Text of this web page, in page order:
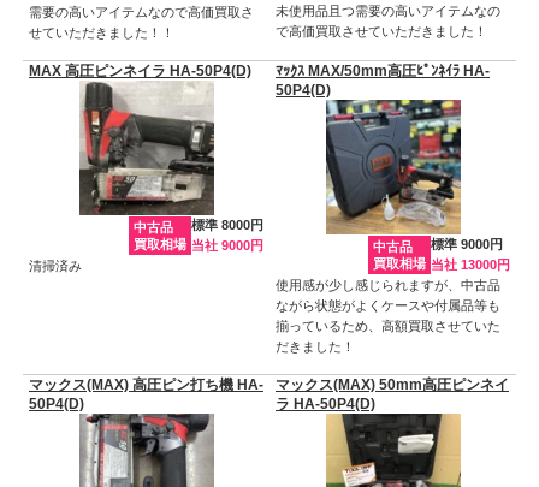
需要の高いアイテムなので高価買取さ
せていただきました！！
未使用品且つ需要の高いアイテムなの
で高価買取させていただきました！
MAX 高圧ピンネイラ HA-50P4(D)
中古品
買取相場
標準 8000円
当社 9000円
清掃済み
ﾏｯｸｽ MAX/50mm高圧ﾋﾟﾝﾈｲﾗ HA-
50P4(D)
中古品
買取相場
標準 9000円
当社 13000円
使用感が少し感じられますが、中古品
ながら状態がよくケースや付属品等も
揃っているため、高額買取させていた
だきました！
マックス(MAX) 高圧ピン打ち機 HA-
50P4(D)
マックス(MAX) 50mm高圧ピンネイ
ラ HA-50P4(D)